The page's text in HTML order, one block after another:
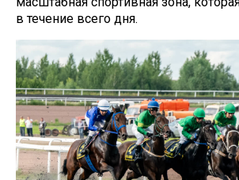
в течение всего дня.